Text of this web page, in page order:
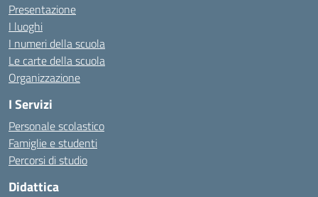
Presentazione
I luoghi
I numeri della scuola
Le carte della scuola
Organizzazione
I Servizi
Personale scolastico
Famiglie e studenti
Percorsi di studio
Didattica